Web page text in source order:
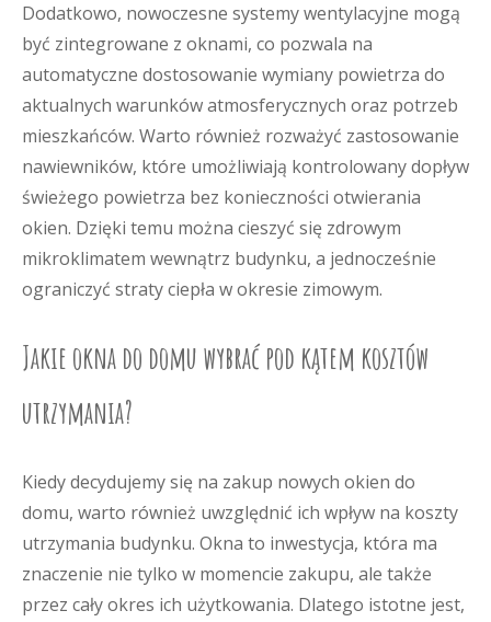
Dodatkowo, nowoczesne systemy wentylacyjne mogą
być zintegrowane z oknami, co pozwala na
automatyczne dostosowanie wymiany powietrza do
aktualnych warunków atmosferycznych oraz potrzeb
mieszkańców. Warto również rozważyć zastosowanie
nawiewników, które umożliwiają kontrolowany dopływ
świeżego powietrza bez konieczności otwierania
okien. Dzięki temu można cieszyć się zdrowym
mikroklimatem wewnątrz budynku, a jednocześnie
ograniczyć straty ciepła w okresie zimowym.
Jakie okna do domu wybrać pod kątem kosztów
utrzymania?
Kiedy decydujemy się na zakup nowych okien do
domu, warto również uwzględnić ich wpływ na koszty
utrzymania budynku. Okna to inwestycja, która ma
znaczenie nie tylko w momencie zakupu, ale także
przez cały okres ich użytkowania. Dlatego istotne jest,